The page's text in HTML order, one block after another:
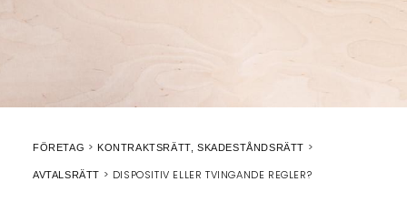
FÖRETAG KONTRAKTSRÄTT, SKADESTÅNDSRÄTT
AVTALSRÄTT DISPOSITIV ELLER TVINGANDE REGLER?